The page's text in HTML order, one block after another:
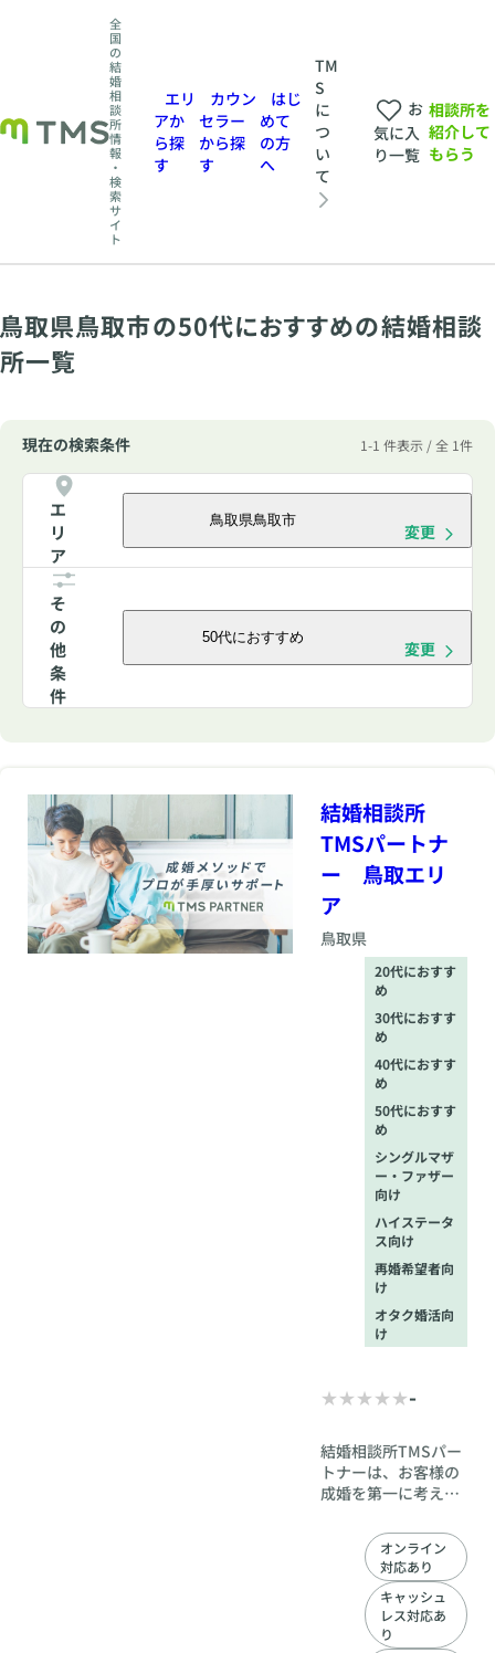
全
国
の
結
婚
相
談
所
情
報
・
検
索
サ
イ
ト
エリ
アか
ら探
す
カウン
セラー
から探
す
はじ
めて
の方
へ
TM
S
に
つ
い
て
お
気に入
り一覧
相談所を
紹介して
もらう
取県鳥取市の50代におすすめの結婚相談
所一覧
現在の検索条件 1-1 件表示 / 全 1件
エ
リ
ア
鳥取県鳥取市
変更
そ
の
他
条
件
50代におすすめ
変更
結婚相談所
TMSパートナ
ー 鳥取エリ
ア
鳥取県
20代におすす
め
30代におすす
め
40代におすす
め
50代におすす
め
シングルマザ
ー・ファザー
向け
ハイステータ
ス向け
再婚希望者向
け
オタク婚活向
け
-
結婚相談所TMSパー
トナーは、お客様の
成婚を第一に考え、
まで、フルサポー
ト。20代30代40代
50代の方におすすめ
の結婚相談所です。
お客様を成婚まで導
きます。
オンライン
対応あり
キャッシュ
レス対応あ
り